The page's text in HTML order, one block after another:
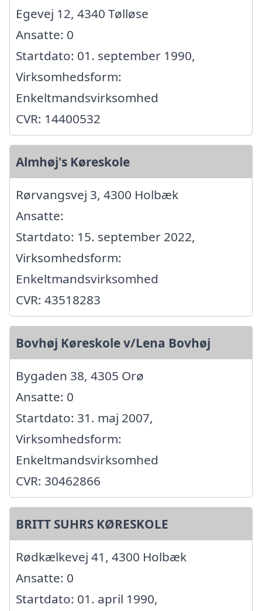
Egevej 12, 4340 Tølløse
Ansatte: 0
Startdato: 01. september 1990,
Virksomhedsform:
Enkeltmandsvirksomhed
CVR: 14400532
Almhøj's Køreskole
Rørvangsvej 3, 4300 Holbæk
Ansatte:
Startdato: 15. september 2022,
Virksomhedsform:
Enkeltmandsvirksomhed
CVR: 43518283
Bovhøj Køreskole v/Lena Bovhøj
Bygaden 38, 4305 Orø
Ansatte: 0
Startdato: 31. maj 2007,
Virksomhedsform:
Enkeltmandsvirksomhed
CVR: 30462866
BRITT SUHRS KØRESKOLE
Rødkælkevej 41, 4300 Holbæk
Ansatte: 0
Startdato: 01. april 1990,